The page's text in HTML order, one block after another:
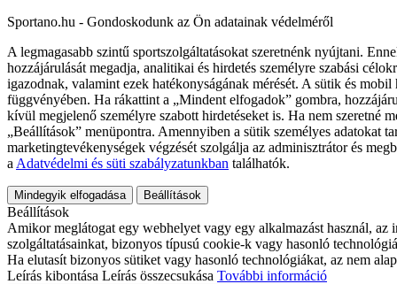
Sportano.hu - Gondoskodunk az Ön adatainak védelméről
A legmagasabb szintű sportszolgáltatásokat szeretnénk nyújtani.
hozzájárulását megadja, analitikai és hirdetés személyre szabási
igazodnak, valamint ezek hatékonyságának mérését. A sütik és
függvényében. Ha rákattint a „Mindent elfogadok” gombra,
kívül megjelenő személyre szabott hirdetéseket is. Ha nem szeretné
„Beállítások” menüpontra. Amennyiben a sütik személyes adatokat
marketingtevékenységek végzését szolgálja az adminisztrátor és
a Adatvédelmi és süti szabályzatunkban találhatók.
Mindegyik elfogadása Beállítások
Beállítások
Amikor meglátogat egy webhelyet vagy egy alkalmazást használ,
szolgáltatásainkat, bizonyos típusú cookie-k vagy hasonló
Ha elutasít bizonyos sütiket vagy hasonló technológiákat, az nem
Leírás kibontása Leírás összecsukása További információ